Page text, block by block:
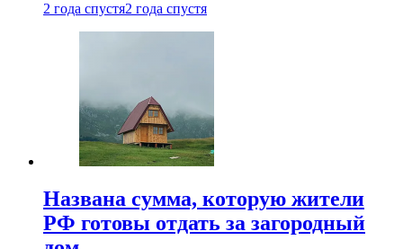
2 года спустя2 года спустя
Названа сумма, которую жители
РФ готовы отдать за загородный